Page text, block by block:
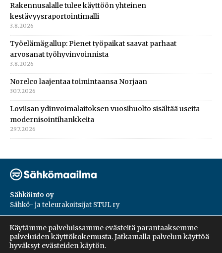
Rakennusalalle tulee käyttöön yhteinen
kestävyysraportointimalli
3.8.2026
Työelämägallup: Pienet työpaikat saavat parhaat
arvosanat työhyvinvoinnista
3.8.2026
Norelco laajentaa toimintaansa Norjaan
30.7.2026
Loviisan ydinvoimalaitoksen vuosihuolto sisältää useita
modernisointihankkeita
29.7.2026
Sähköinfo oy
Sähkö- ja teleurakoitsijat STUL ry
PL 55, 02601, Espoo
Harakantie 18 B
09 5476 1422
Käytämme palveluissamme evästeitä parantaaksemme
palveluiden käyttökokemusta. Jatkamalla palvelun käyttöä
hyväksyt evästeiden käytön.